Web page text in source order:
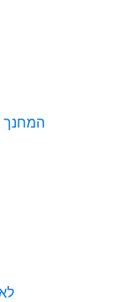
המחנך